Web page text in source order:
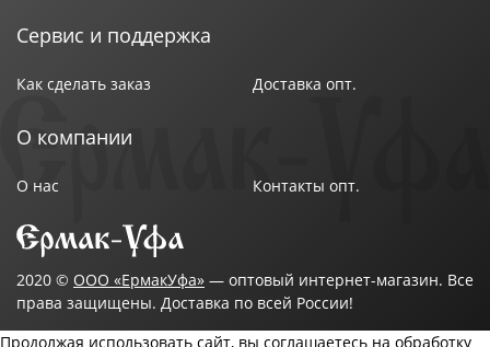
Сервис и поддержка
Как сделать заказ Доставка опт.
О компании
О нас Контакты опт.
2020 © ООО «ЕрмакУфа» — оптовый интернет-магазин. Все
права защищены. Доставка по всей России!
Продолжая использовать сайт, вы соглашаетесь на обработку